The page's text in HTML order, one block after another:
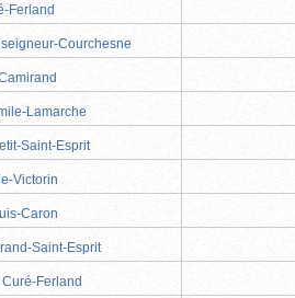
Ferland
Courchesne
Lamarche
Saint-Esprit
Victorin
Caron
Saint-Esprit
Ferland